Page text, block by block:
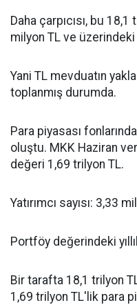
Daha çarpıcısı, bu
milyon TL ve
Yani TL mevduatın
toplanmış durumda.
Para piyasası
oluştu. MKK Haziran
değeri 1,69 trilyon TL.
Yatırımcı sayısı: 3,33
Portföy değerindeki
Bir tarafta 18,1 trilyon
1,69 trilyon TL'lik para